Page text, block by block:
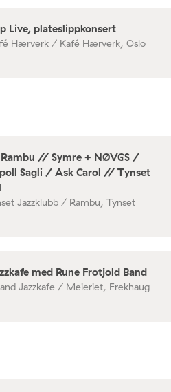
Live, plateslippkonsert
Hærverk / Kafé Hærverk, Oslo
// Symre + NØVGS /
Sagli / Ask Carol // Tynset
Jazzklubb / Rambu, Tynset
med Rune Frotjold Band
Jazzkafe / Meieriet, Frekhaug